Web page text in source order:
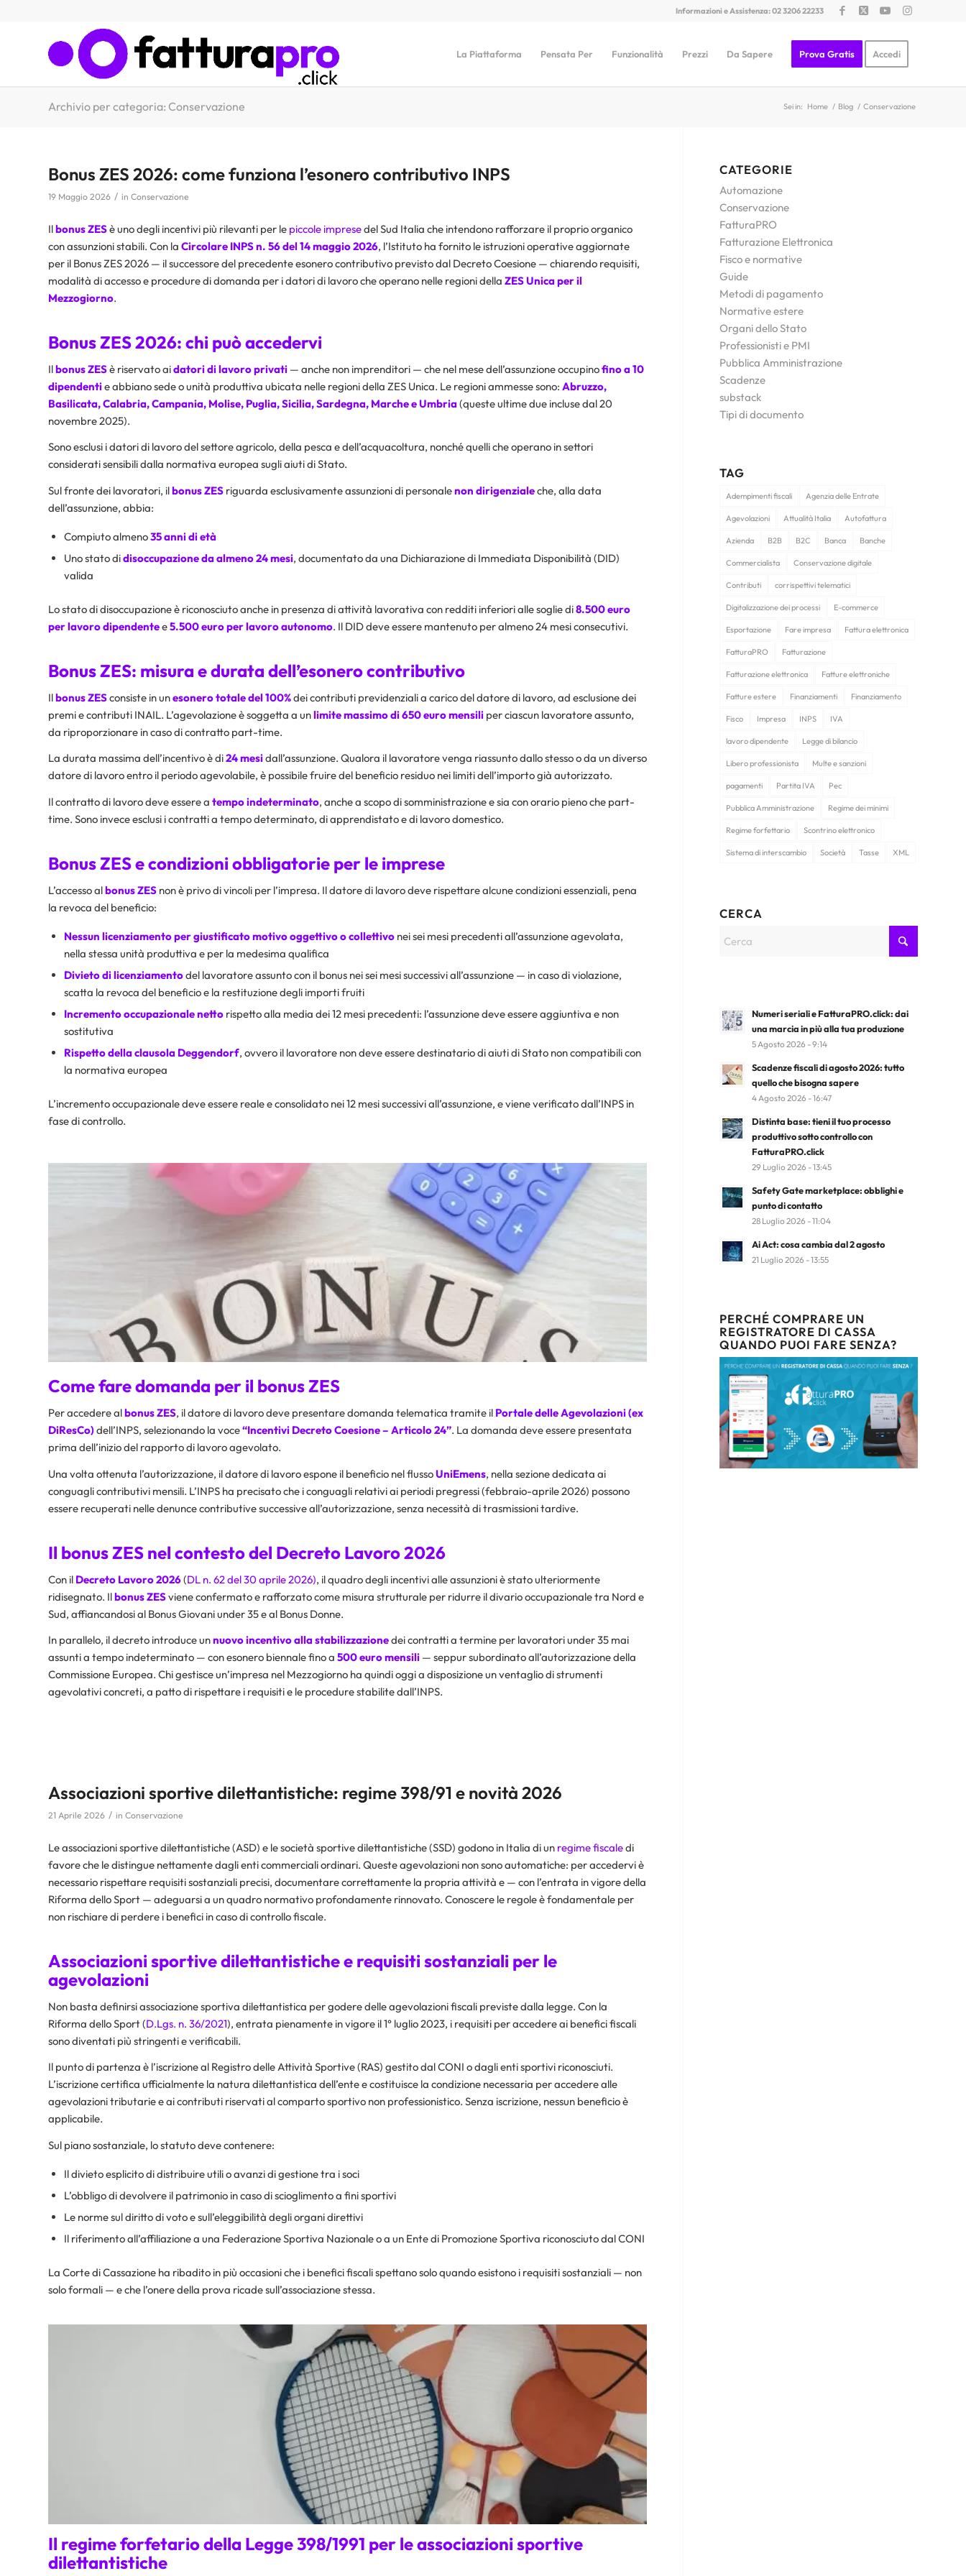
Informazioni e Assistenza: 02 3206 22233
La Piattaforma Pensata Per Funzionalità Prezzi Da Sapere Prova Gratis Accedi
Archivio per categoria: Conservazione Sei in: Home / Blog / Conservazione
Bonus ZES 2026: come funziona l’esonero contributivo INPS
19 Maggio 2026 / in Conservazione
Ilbonus ZESè uno degli incentivi più rilevanti per le piccole impresedel Sud Italia che intendono rafforzare il proprio organico
con assunzioni stabili. Con la Circolare INPS n. 56 del 14 maggio 2026, l’Istituto ha fornito le istruzioni operative aggiornate
per il Bonus ZES 2026 — il successore del precedente esonero contributivo previsto dal Decreto Coesione — chiarendo requisiti,
modalità di accesso e procedure di domanda per i datori di lavoro che operano nelle regioni della ZES Unica per il
Mezzogiorno.
Bonus ZES 2026: chi può accedervi
Ilbonus ZESè riservato aidatori di lavoro privati — anche non imprenditori — che nel mese dell’assunzione occupinofino a 10
dipendentie abbiano sede o unità produttiva ubicata nelle regioni della ZES Unica. Le regioni ammesse sono: Abruzzo,
Basilicata, Calabria, Campania, Molise, Puglia, Sicilia, Sardegna, Marche e Umbria(queste ultime due incluse dal 20
novembre 2025).
Sono esclusi i datori di lavoro del settore agricolo, della pesca e dell’acquacoltura, nonché quelli che operano in settori
considerati sensibili dalla normativa europea sugli aiuti di Stato.
Sul fronte dei lavoratori, ilbonus ZES riguarda esclusivamente assunzioni di personalenon dirigenzialeche, alla data
dell’assunzione, abbia:
Compiuto almeno35 anni di età
Uno stato didisoccupazione da almeno 24 mesi, documentato da una Dichiarazione di Immediata Disponibilità (DID)
valida
Lo stato di disoccupazione è riconosciuto anche in presenza di attività lavorativa con redditi inferiori alle soglie di8.500 euro
per lavoro dipendentee5.500 euro per lavoro autonomo. Il DID deve essere mantenuto per almeno 24 mesi consecutivi.
Bonus ZES: misura e durata dell’esonero contributivo
Ilbonus ZESconsiste in unesonero totale del 100%dei contributi previdenziali a carico del datore di lavoro, ad esclusione dei
premi e contributi INAIL. L’agevolazione è soggetta a unlimite massimo di 650 euro mensili per ciascun lavoratore assunto,
da riproporzionare in caso di contratto part-time.
La durata massima dell’incentivo è di24 mesidall’assunzione. Qualora il lavoratore venga riassunto dallo stesso o da un diverso
datore di lavoro entro il periodo agevolabile, è possibile fruire del beneficio residuo nei limiti dell’importo già autorizzato.
Il contratto di lavoro deve essere a tempo indeterminato, anche a scopo di somministrazione e sia con orario pieno che part-
time. Sono invece esclusi i contratti a tempo determinato, di apprendistato e di lavoro domestico.
Bonus ZES e condizioni obbligatorie per le imprese
L’accesso albonus ZES non è privo di vincoli per l’impresa. Il datore di lavoro deve rispettare alcune condizioni essenziali, pena
la revoca del beneficio:
Nessun licenziamento per giustificato motivo oggettivo o collettivo nei sei mesi precedenti all’assunzione agevolata,
nella stessa unità produttiva e per la medesima qualifica
Divieto di licenziamentodel lavoratore assunto con il bonus nei sei mesi successivi all’assunzione — in caso di violazione,
scatta la revoca del beneficio e la restituzione degli importi fruiti
Incremento occupazionale netto rispetto alla media dei 12 mesi precedenti: l’assunzione deve essere aggiuntiva e non
sostitutiva
Rispetto della clausola Deggendorf, ovvero il lavoratore non deve essere destinatario di aiuti di Stato non compatibili con
la normativa europea
L’incremento occupazionale deve essere reale e consolidato nei 12 mesi successivi all’assunzione, e viene verificato dall’INPS in
fase di controllo.
Come fare domanda per il bonus ZES
Per accedere albonus ZES, il datore di lavoro deve presentare domanda telematica tramite il Portale delle Agevolazioni (ex
DiResCo)dell’INPS, selezionando la voce“Incentivi Decreto Coesione – Articolo 24”. La domanda deve essere presentata
prima dell’inizio del rapporto di lavoro agevolato.
Una volta ottenuta l’autorizzazione, il datore di lavoro espone il beneficio nel flussoUniEmens, nella sezione dedicata ai
conguagli contributivi mensili. L’INPS ha precisato che i conguagli relativi ai periodi pregressi (febbraio-aprile 2026) possono
essere recuperati nelle denunce contributive successive all’autorizzazione, senza necessità di trasmissioni tardive.
Il bonus ZES nel contesto del Decreto Lavoro 2026
Con il Decreto Lavoro 2026(DL n. 62 del 30 aprile 2026), il quadro degli incentivi alle assunzioni è stato ulteriormente
ridisegnato. Ilbonus ZESviene confermato e rafforzato come misura strutturale per ridurre il divario occupazionale tra Nord e
Sud, affiancandosi al Bonus Giovani under 35 e al Bonus Donne.
In parallelo, il decreto introduce unnuovo incentivo alla stabilizzazionedei contratti a termine per lavoratori under 35 mai
assunti a tempo indeterminato — con esonero biennale fino a 500 euro mensili — seppur subordinato all’autorizzazione della
Commissione Europea. Chi gestisce un’impresa nel Mezzogiorno ha quindi oggi a disposizione un ventaglio di strumenti
agevolativi concreti, a patto di rispettare i requisiti e le procedure stabilite dall’INPS.
Associazioni sportive dilettantistiche: regime 398/91 e novità 2026
21 Aprile 2026 / in Conservazione
Le associazioni sportive dilettantistiche (ASD) e le società sportive dilettantistiche (SSD) godono in Italia di un regime fiscaledi
favore che le distingue nettamente dagli enti commerciali ordinari. Queste agevolazioni non sono automatiche: per accedervi è
necessario rispettare requisiti sostanziali precisi, documentare correttamente la propria attività e — con l’entrata in vigore della
Riforma dello Sport — adeguarsi a un quadro normativo profondamente rinnovato. Conoscere le regole è fondamentale per
non rischiare di perdere i benefici in caso di controllo fiscale.
Associazioni sportive dilettantistiche e requisiti sostanziali per le
agevolazioni
Non basta definirsi associazione sportiva dilettantistica per godere delle agevolazioni fiscali previste dalla legge. Con la
Riforma dello Sport (D.Lgs. n. 36/2021), entrata pienamente in vigore il 1° luglio 2023, i requisiti per accedere ai benefici fiscali
sono diventati più stringenti e verificabili.​
Il punto di partenza è l’iscrizione al Registro delle Attività Sportive (RAS) gestito dal CONI o dagli enti sportivi riconosciuti.
L’iscrizione certifica ufficialmente la natura dilettantistica dell’ente e costituisce la condizione necessaria per accedere alle
agevolazioni tributarie e ai contributi riservati al comparto sportivo non professionistico. Senza iscrizione, nessun beneficio è
applicabile.​
Sul piano sostanziale, lo statuto deve contenere:
Il divieto esplicito di distribuire utili o avanzi di gestione tra i soci
L’obbligo di devolvere il patrimonio in caso di scioglimento a fini sportivi
Le norme sul diritto di voto e sull’eleggibilità degli organi direttivi
Il riferimento all’affiliazione a una Federazione Sportiva Nazionale o a un Ente di Promozione Sportiva riconosciuto dal CONI
La Corte di Cassazione ha ribadito in più occasioni che i benefici fiscali spettano solo quando esistono i requisiti sostanziali — non
solo formali — e che l’onere della prova ricade sull’associazione stessa.​
Il regime forfetario della Legge 398/1991 per le associazioni sportive
dilettantistiche
CATEGORIE
Automazione
Conservazione
FatturaPRO
Fatturazione Elettronica
Fisco e normative
Guide
Metodi di pagamento
Normative estere
Organi dello Stato
Professionisti e PMI
Pubblica Amministrazione
Scadenze
substack
Tipi di documento
TAG
Adempimenti fiscali Agenzia delle Entrate
Agevolazioni Attualità Italia Autofattura
Azienda B2B B2C Banca Banche
Commercialista Conservazione digitale
Contributi corrispettivi telematici
Digitalizzazione dei processi E-commerce
Esportazione Fare impresa Fattura elettronica
FatturaPRO Fatturazione
Fatturazione elettronica Fatture elettroniche
Fatture estere Finanziamenti Finanziamento
Fisco Impresa INPS IVA
lavoro dipendente Legge di bilancio
Libero professionista Multe e sanzioni
pagamenti Partita IVA Pec
Pubblica Amministrazione Regime dei minimi
Regime forfettario Scontrino elettronico
Sistema di interscambio Società Tasse XML
CERCA
Numeri seriali e FatturaPRO.click: dai
una marcia in più alla tua produzione
5 Agosto 2026 - 9:14
Scadenze fiscali di agosto 2026: tutto
quello che bisogna sapere
4 Agosto 2026 - 16:47
Distinta base: tieni il tuo processo
produttivo sotto controllo con
FatturaPRO.click
29 Luglio 2026 - 13:45
Safety Gate marketplace: obblighi e
punto di contatto
28 Luglio 2026 - 11:04
Ai Act: cosa cambia dal 2 agosto
21 Luglio 2026 - 13:55
PERCHÉ COMPRARE UN
REGISTRATORE DI CASSA
QUANDO PUOI FARE SENZA?